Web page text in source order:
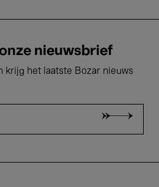
nieuwsbrief
krijg het laatste Bozar nieuws